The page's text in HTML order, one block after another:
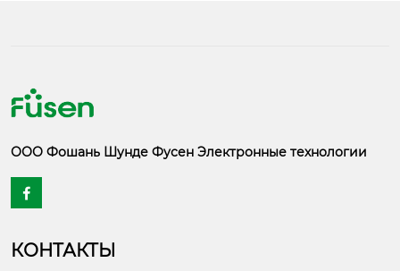
ООО Фошань Шунде Фусен Электронные технологии

КОНТАКТЫ